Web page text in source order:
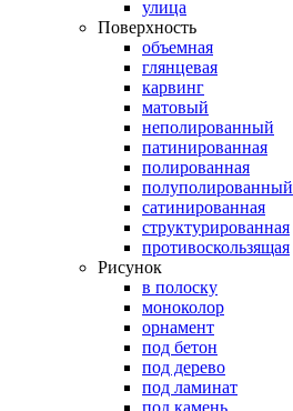
улица
Поверхность
объемная
глянцевая
карвинг
матовый
неполированный
патинированная
полированная
полуполированный
сатинированная
структурированная
противоскользящая
Рисунок
в полоску
моноколор
орнамент
под бетон
под дерево
под ламинат
под камень